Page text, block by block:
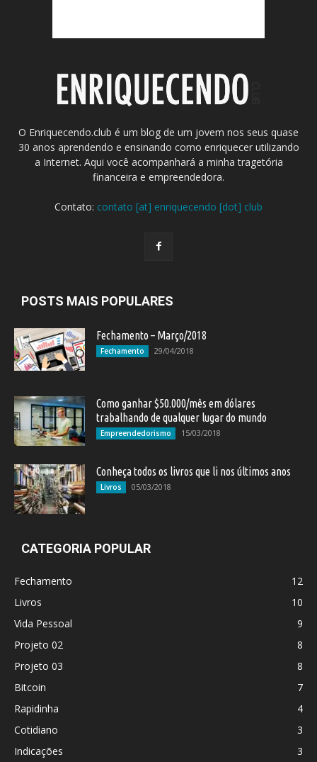
O Enriquecendo.club é um blog de um jovem nos seus quase
30 anos aprendendo e ensinando como enriquecer utilizando
a Internet. Aqui você acompanhará a minha tragetória
financeira e empreendedora.
Contato: contato [at] enriquecendo [dot] club
POSTS MAIS POPULARES
Fechamento – Março/2018
Fechamento 29/04/2018
Como ganhar $50.000/mês em dólares
trabalhando de qualquer lugar do mundo
Empreendedorismo 15/03/2018
Conheça todos os livros que li nos últimos anos
Livros 05/03/2018
CATEGORIA POPULAR
Fechamento
12
Livros
10
Vida Pessoal
9
Projeto 02
8
Projeto 03
8
Bitcoin
7
Rapidinha
4
Cotidiano
3
Indicações
3